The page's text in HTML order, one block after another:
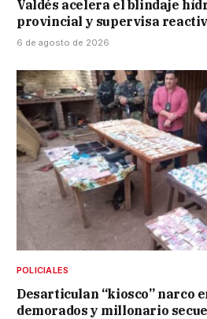
Valdés acelera el blindaje
provincial y supervisa
6 de agosto de 2026
POLICIALES
Desarticulan “kiosco” narco
demorados y millonario